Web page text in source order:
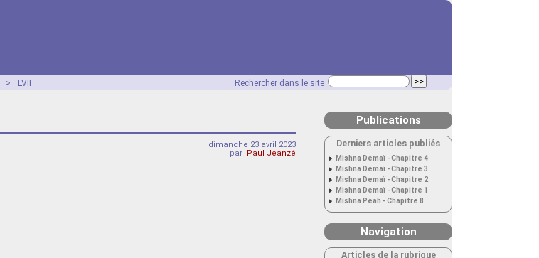
Rechercher dans le site
> LVII
dimanche 23 avril 2023
par Paul Jeanzé
Publications
Derniers articles publiés
Mishna Demaï - Chapitre 4
Mishna Demaï - Chapitre 3
Mishna Demaï - Chapitre 2
Mishna Demaï - Chapitre 1
Mishna Péah - Chapitre 8
Navigation
Articles de la rubrique